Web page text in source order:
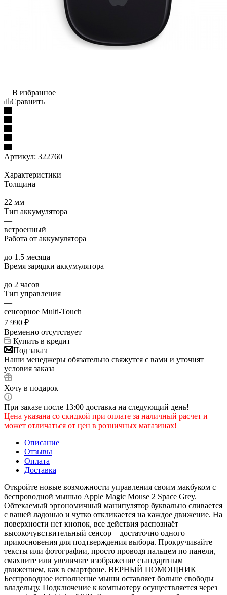
В избранное
Сравнить
Артикул: 322760
Характеристики
Толщина
—
22 мм
Тип аккумулятора
—
встроенный
Работа от аккумулятора
—
до 1.5 месяца
Время зарядки аккумулятора
—
до 2 часов
Тип управления
—
сенсорное Multi-Touch
7 990 ₽
Временно отсутствует
Купить в кредит
Под заказ
Наши менеджеры обязательно свяжутся с вами и уточнят
условия заказа
Хочу в подарок
При заказе после 13:00 доставка на следующий день!
Цена указана со скидкой при оплате за наличный расчет и
может отличаться от цен в розничных магазинах!
Описание
Отзывы
Оплата
Доставка
Откройте новые возможности управления своим макбуком с
беспроводной мышью Apple Magic Mouse 2 Space Grey.
Обтекаемый эргономичный манипулятор буквально сливается
с вашей ладонью и чутко откликается на каждое движение. На
поверхности нет кнопок, все действия распознаёт
высокочувствительный сенсор – достаточно одного
прикосновения для подтверждения выбора. Прокручивайте
тексты или фотографии, просто проводя пальцем по панели,
смахните или увеличьте изображение стандартным
движением, как в смартфоне. ВЕРНЫЙ ПОМОЩНИК
Беспроводное исполнение мыши оставляет больше свободы
владельцу. Подключение к компьютеру осуществляется через